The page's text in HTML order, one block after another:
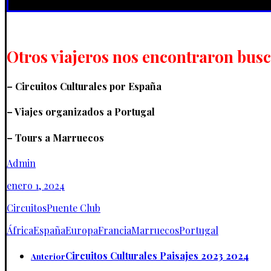
Otros viajeros nos encontraron
– Circuitos Culturales por España
– Viajes organizados a Portugal
– Tours a Marruecos
Admin
enero 1, 2024
CircuitosPuente Club
ÁfricaEspañaEuropaFranciaMarruecosPortugal
AnteriorCircuitos Culturales Paisajes 2023 2024